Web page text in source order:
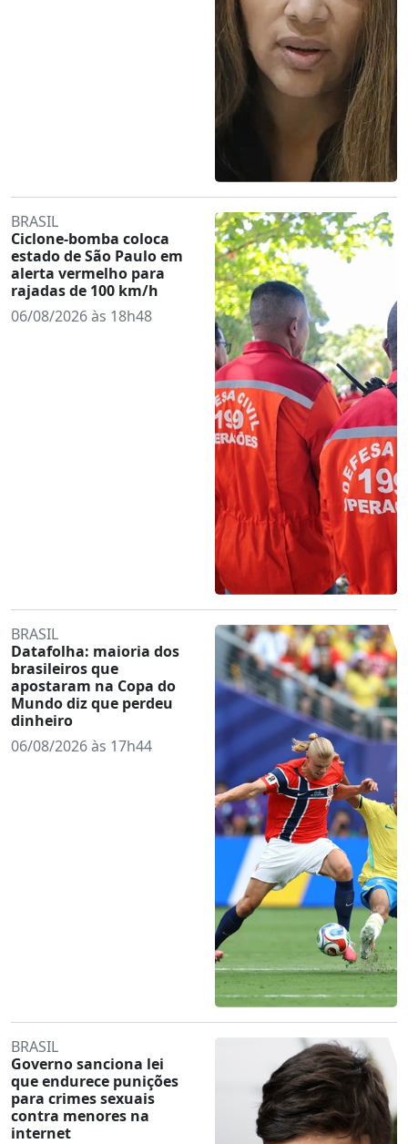
BRASIL
Ciclone-bomba coloca
estado de São Paulo em
alerta vermelho para
rajadas de 100 km/h
06/08/2026 às 18h48
BRASIL
Datafolha: maioria dos
brasileiros que
apostaram na Copa do
Mundo diz que perdeu
dinheiro
06/08/2026 às 17h44
BRASIL
Governo sanciona lei
que endurece punições
para crimes sexuais
contra menores na
internet